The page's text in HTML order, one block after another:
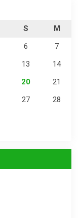
S
M
6
7
13
14
20
21
27
28